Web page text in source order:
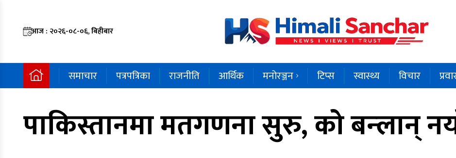
आज : २०२६-०८-०६, बिहीबार
समाचार पत्रपत्रिका राजनीति आर्थिक मनोरञ्जन टिप्स स्वास्थ्य विचार
पाकिस्तानमा मतगणना सुरु, को बन्लान् नयाँ